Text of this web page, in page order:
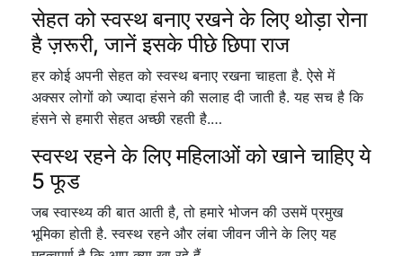
सेहत को स्वस्थ बनाए रखने के लिए थोड़ा रोना
है ज़रूरी, जानें इसके पीछे छिपा राज
हर कोई अपनी सेहत को स्वस्थ बनाए रखना चाहता है. ऐसे में
अक्सर लोगों को ज्यादा हंसने की सलाह दी जाती है. यह सच है कि
हंसने से हमारी सेहत अच्छी रहती है.…
स्वस्थ रहने के लिए महिलाओं को खाने चाहिए ये
5 फूड
जब स्वास्थ्य की बात आती है, तो हमारे भोजन की उसमें प्रमुख
भूमिका होती है. स्वस्थ रहने और लंबा जीवन जीने के लिए यह